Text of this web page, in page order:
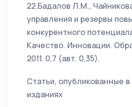
22.Бадалов Л.М.,
управления и резервы
конкурентного
Качество. Инновации.
2011. 0,7 (авт. 0,35).
Статьи, опубликованные в
изданиях